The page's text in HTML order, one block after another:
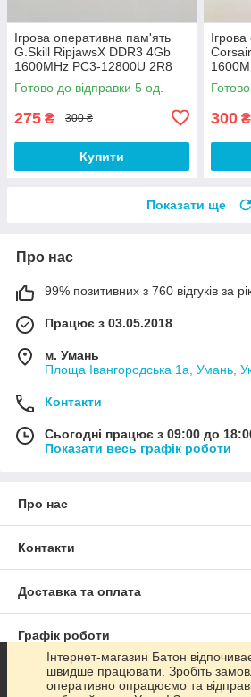
Ігрова оперативна пам'ять
G.Skill RipjawsX DDR3 4Gb
1600MHz PC3-12800U 2R8
CL9 (F3-12800CL9Q-
16GBXL) Б/В
Готово до відправки 5 од.
275 ₴ 300 ₴
Купити
300 ₴
Показати ще
Про нас
99% позитивних з 760 відгуків за
Працює з 03.05.2018
м. Умань
Площа Івангородська 1а, Умань,
Контакти
Сьогодні працює з 09:00 до
Показати весь графік роботи
Про нас
Контакти
Доставка та оплата
Графік роботи
Повна версія сайту
Інтернет-магазин Батон
швидше працювати. Зробіть
оперативно опрацюємо та